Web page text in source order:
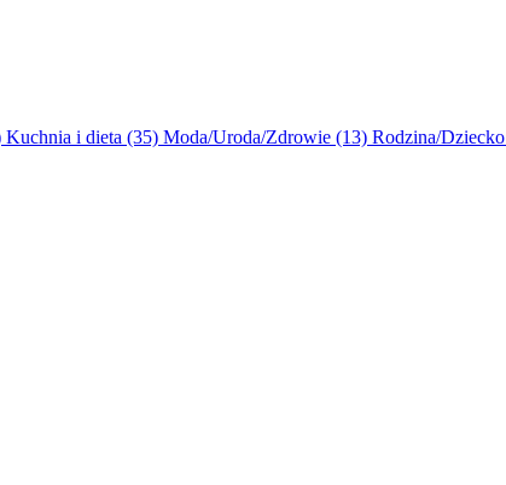
Kuchnia i dieta (35) Moda/Uroda/Zdrowie (13) Rodzina/Dziecko